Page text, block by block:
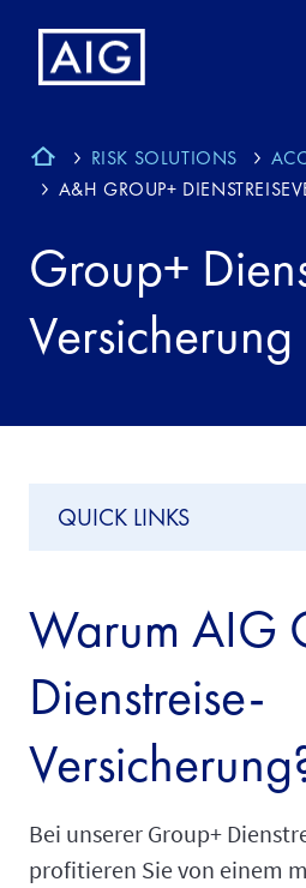
RISK SOLUTIONS
A&H GROUP+
Group+
Versicherung
Warum AIG
Dienstreise-
Bei unserer Group+
profitieren Sie von einem
QUICK LINKS